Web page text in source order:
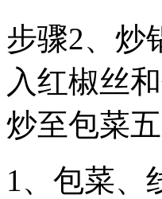
步骤2、炒
入红椒丝
炒至包菜
1、包菜、